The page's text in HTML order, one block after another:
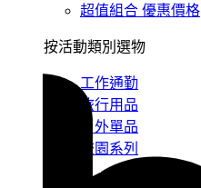
超值組合 優惠價格
按活動類別選物
工作通勤
旅行用品
戶外單品
校園系列